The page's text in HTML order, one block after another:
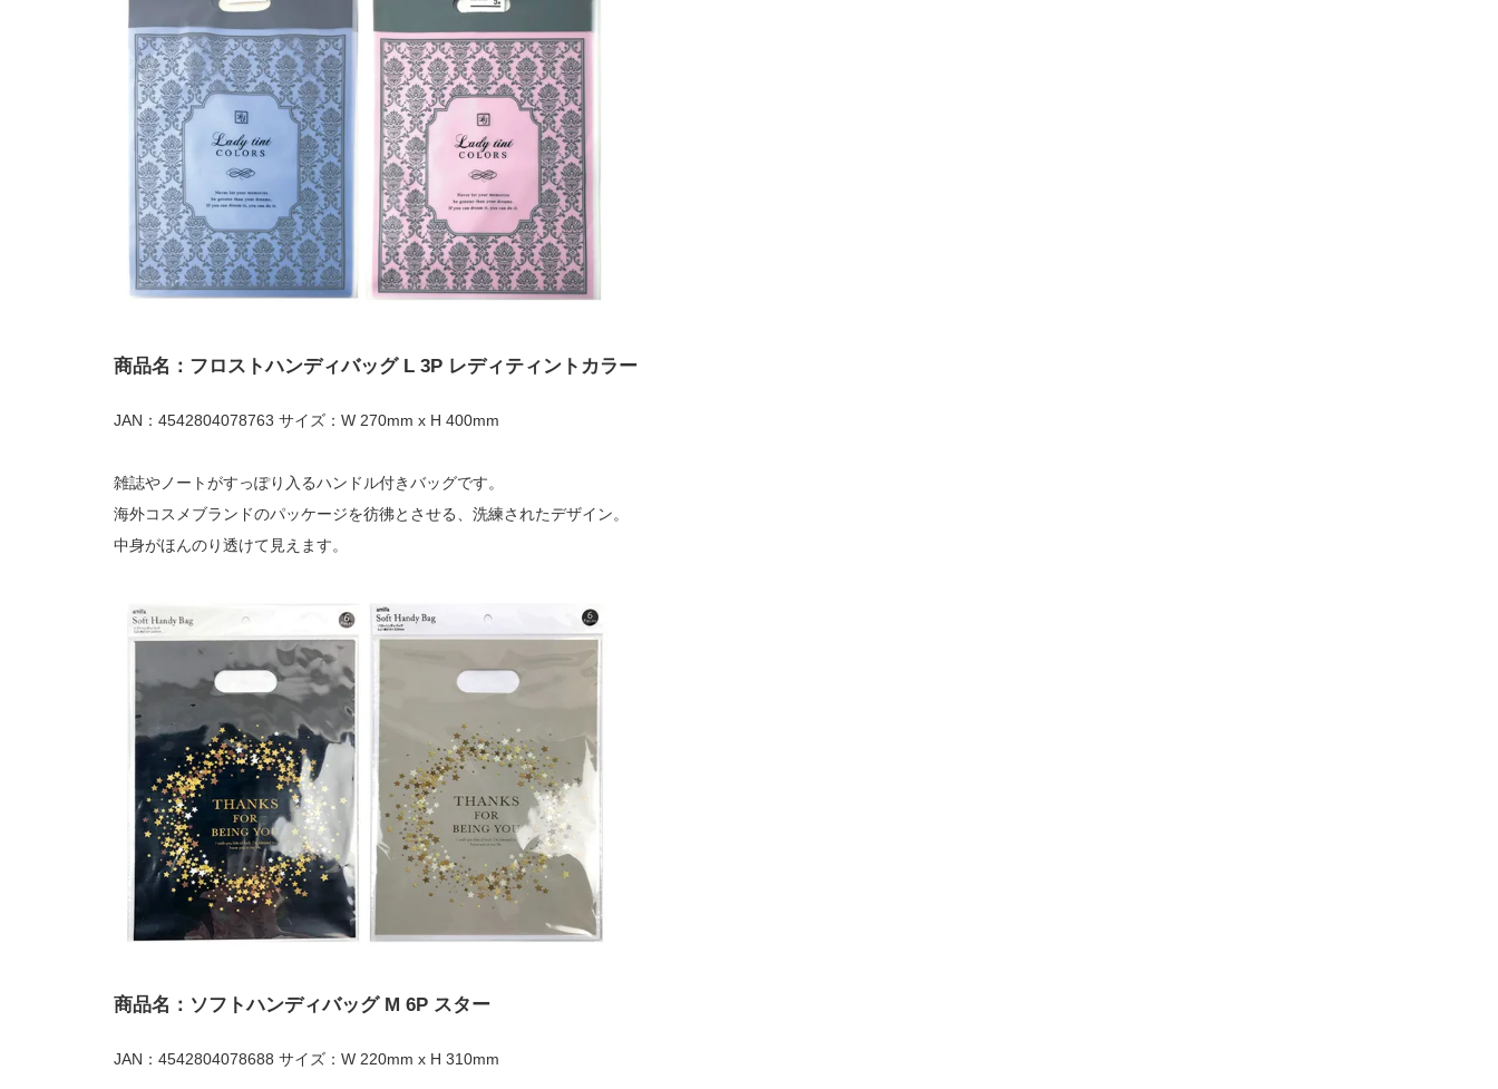
商品名：フロストハンディバッグ L 3P レディティントカラー
JAN：4542804078763 サイズ：W 270mm x H 400mm
雑誌やノートがすっぽり入るハンドル付きバッグです。
海外コスメブランドのパッケージを彷彿とさせる、洗練されたデザイン。
中身がほんのり透けて見えます。
商品名：ソフトハンディバッグ M 6P スター
JAN：4542804078688 サイズ：W 220mm x H 310mm